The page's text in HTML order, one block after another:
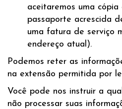
aceitaremos uma
passaporte acrescida
uma fatura de serviço
endereço atual).
Podemos reter as
na extensão permitida por
Você pode nos instruir a
não processar suas